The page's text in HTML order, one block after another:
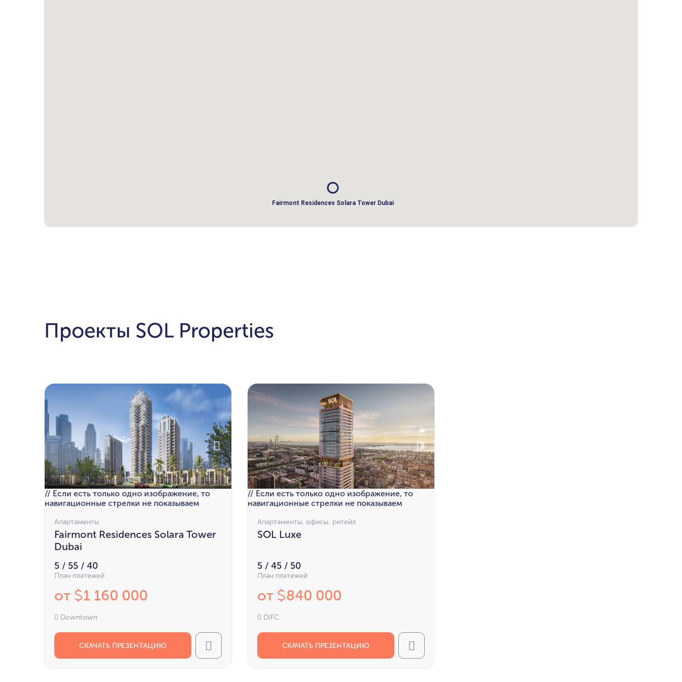
Fairmont Residences Solara Tower Dubai
Проекты SOL Properties
// Если есть только одно изображение, то
навигационные стрелки не показываем
Апартаменты
Fairmont Residences Solara Tower
Dubai
5 / 55 / 40
План платежей
от $1 160 000
Downtown
СКАЧАТЬ ПРЕЗЕНТАЦИЮ Call
// Если есть только одно изображение, то
навигационные стрелки не показываем
Апартаменты, офисы, ритейл
SOL Luxe
5 / 45 / 50
План платежей
от $840 000
DIFC
СКАЧАТЬ ПРЕЗЕНТАЦИЮ Call